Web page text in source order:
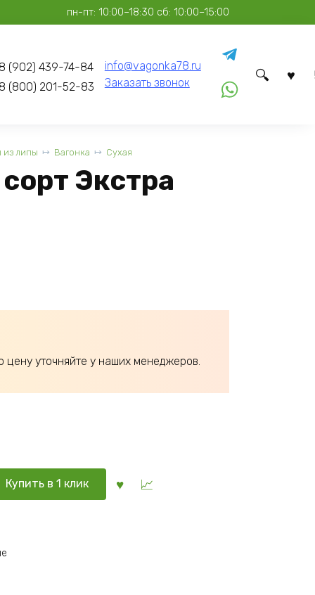
пн-пт: 10:00–18:30 сб: 10:00–15:00
8 (902) 439-74-84
8 (800) 201-52-83
info@vagonka78.ru
Заказать звонок
из липы Вагонка Сухая
Экстра
уточняйте у наших менеджеров.
Купить в 1 клик